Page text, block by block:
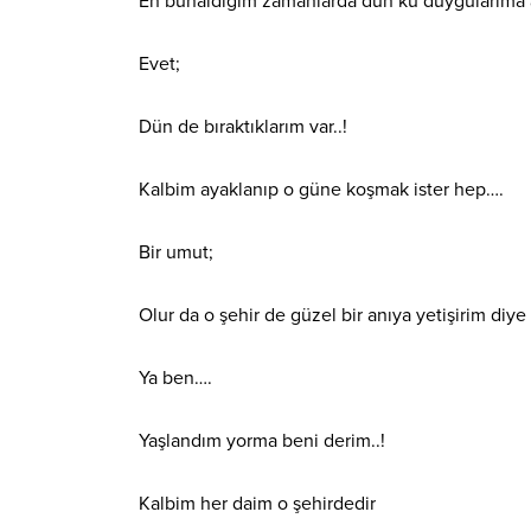
Evet;
Dün de bıraktıklarım var..!
Kalbim ayaklanıp o güne koşmak ister hep….
Bir umut;
Olur da o şehir de güzel bir anıya yetişirim diye
Ya ben….
Yaşlandım yorma beni derim..!
Kalbim her daim o şehirdedir